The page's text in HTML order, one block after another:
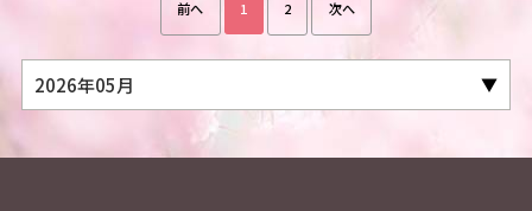
前へ 1 2 次へ